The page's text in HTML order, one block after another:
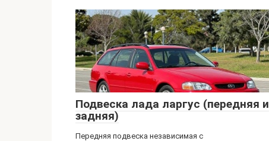
Подвеска лада ларгус (передняя и
задняя)
Передняя подвеска независимая с